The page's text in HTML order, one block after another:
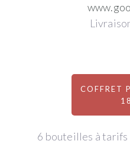
COFFRET
6 bouteilles à